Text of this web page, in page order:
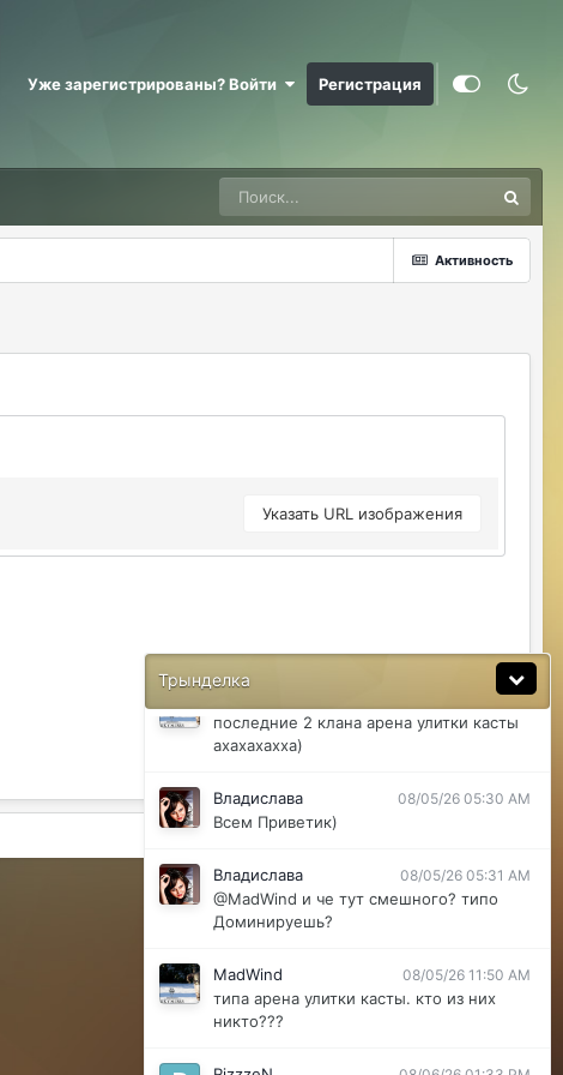
Уже зарегистрированы? Войти Регистрация
Активность
Указать URL изображения
Трынделка
Майкл Скофилд 07/28/26 09:16 AM
@Sensuella ненадо заниматься этой
ДусяАгрегаТ 08/04/26 09:23 AM
Последние два клана с сервера вышли
это печально (
08/04/26 10:24 AM
ДусяАгрегаТ 08/04/26 10:53 AM
Justina 08/04/26 11:33 AM
08/04/26 08:56 PM
последние 2 клана арена улитки касты
ахахахахха)
Владислава 08/05/26 05:30 AM
Всем Приветик)
Владислава 08/05/26 05:31 AM
@MadWind и че тут смешного? типо
Доминируешь?
MadWind 08/05/26 11:50 AM
типа арена улитки касты. кто из них
никто???
Powered by Invision Community